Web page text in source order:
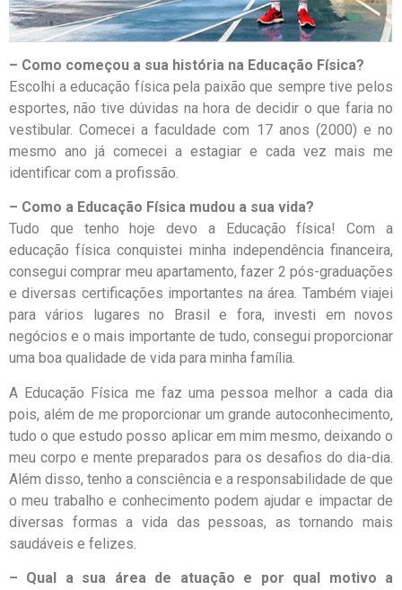
– Como começou a sua história na Educação Física?
Escolhi a educação física pela paixão que sempre tive pelos
esportes, não tive dúvidas na hora de decidir o que faria no
vestibular. Comecei a faculdade com 17 anos (2000) e no
mesmo ano já comecei a estagiar e cada vez mais me
identificar com a profissão.
– Como a Educação Física mudou a sua vida?
Tudo que tenho hoje devo a Educação física! Com a
educação física conquistei minha independência financeira,
consegui comprar meu apartamento, fazer 2 pós-graduações
e diversas certificações importantes na área. Também viajei
para vários lugares no Brasil e fora, investi em novos
negócios e o mais importante de tudo, consegui proporcionar
uma boa qualidade de vida para minha família.
A Educação Física me faz uma pessoa melhor a cada dia
pois, além de me proporcionar um grande autoconhecimento,
tudo o que estudo posso aplicar em mim mesmo, deixando o
meu corpo e mente preparados para os desafios do dia-dia.
Além disso, tenho a consciência e a responsabilidade de que
o meu trabalho e conhecimento podem ajudar e impactar de
diversas formas a vida das pessoas, as tornando mais
saudáveis e felizes.
– Qual a sua área de atuação e por qual motivo a